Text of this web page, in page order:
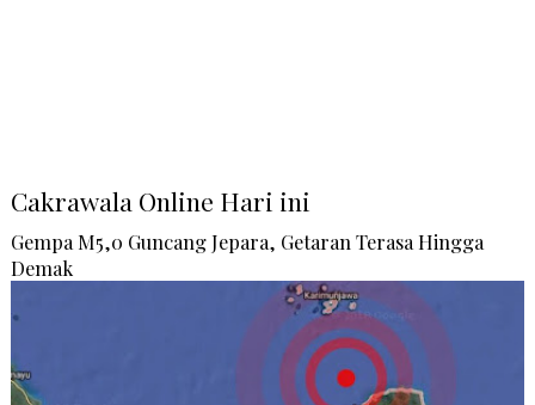
Cakrawala Online Hari ini
Gempa M5,0 Guncang Jepara, Getaran Terasa Hingga
Demak